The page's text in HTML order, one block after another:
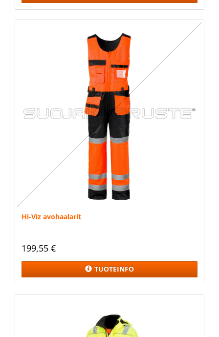
Hi-Viz avohaalarit
199,55 €
TUOTEINFO